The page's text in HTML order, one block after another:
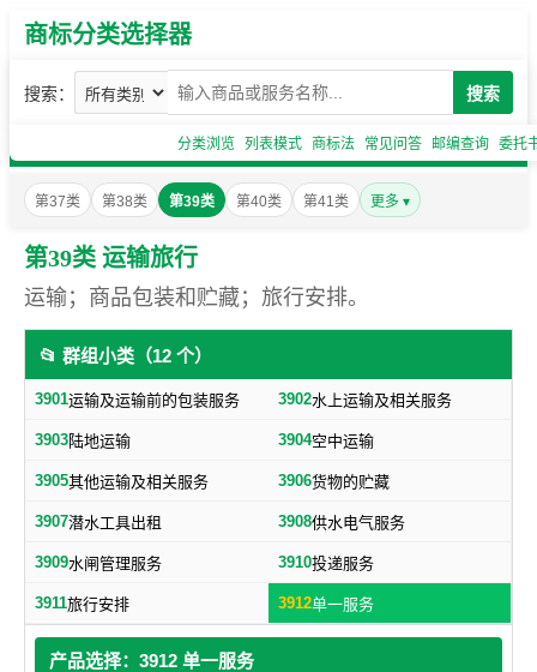
商标分类选择器
搜索： 搜索
分类浏览 列表模式 商标法 常见问答 邮编查询 委托
第37类 第38类 第39类 第40类 第41类 更多 ▾
第39类 运输旅行
运输；商品包装和贮藏；旅行安排。
📂 群组小类（12 个）
3901运输及运输前的包装服务 3902水上运输及相关服务
3903陆地运输 3904空中运输
3905其他运输及相关服务 3906货物的贮藏
3907潜水工具出租 3908供水电气服务
3909水闸管理服务 3910投递服务
3911旅行安排 3912单一服务
产品选择：3912 单一服务